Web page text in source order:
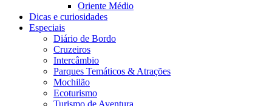
Oriente Médio
Dicas e curiosidades
Especiais
Diário de Bordo
Cruzeiros
Intercâmbio
Parques Temáticos & Atrações
Mochilão
Ecoturismo
Turismo de Aventura